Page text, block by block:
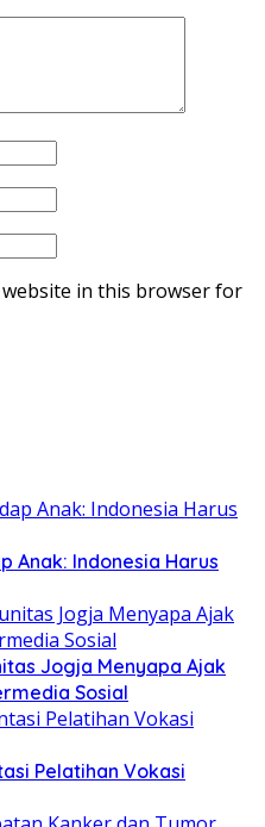
website in this browser for
Anak: Indonesia Harus
Jogja Menyapa Ajak
Sosial
Pelatihan Vokasi